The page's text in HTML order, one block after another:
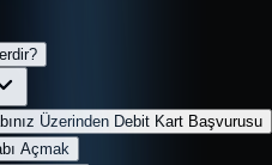
Üzerinden Debit Kart Başvurusu
Açmak